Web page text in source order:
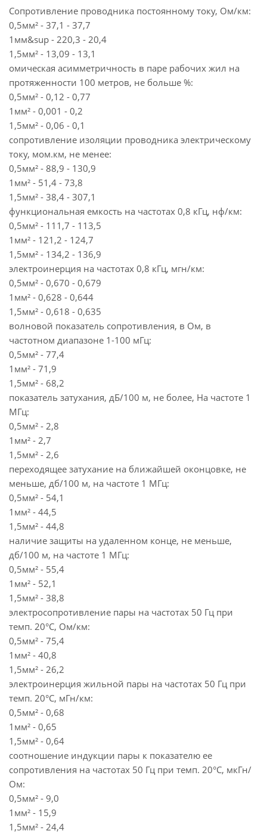
Сопротивление проводника постоянному току, Ом/км:
0,5мм² - 37,1 - 37,7
1мм&sup - 220,3 - 20,4
1,5мм² - 13,09 - 13,1
омическая асимметричность в паре рабочих жил на
протяженности 100 метров, не больше %:
0,5мм² - 0,12 - 0,77
1мм² - 0,001 - 0,2
1,5мм² - 0,06 - 0,1
сопротивление изоляции проводника электрическому
току, мом.км, не менее:
0,5мм² - 88,9 - 130,9
1мм² - 51,4 - 73,8
1,5мм² - 38,4 - 307,1
функциональная емкость на частотах 0,8 кГц, нф/км:
0,5мм² - 111,7 - 113,5
1мм² - 121,2 - 124,7
1,5мм² - 134,2 - 136,9
электроинерция на частотах 0,8 кГц, мгн/км:
0,5мм² - 0,670 - 0,679
1мм² - 0,628 - 0,644
1,5мм² - 0,618 - 0,635
волновой показатель сопротивления, в Ом, в
частотном диапазоне 1-100 мГц:
0,5мм² - 77,4
1мм² - 71,9
1,5мм² - 68,2
показатель затухания, дБ/100 м, не более, На частоте 1
МГц:
0,5мм² - 2,8
1мм² - 2,7
1,5мм² - 2,6
переходящее затухание на ближайшей оконцовке, не
меньше, дб/100 м, на частоте 1 МГц:
0,5мм² - 54,1
1мм² - 44,5
1,5мм² - 44,8
наличие защиты на удаленном конце, не меньше,
дб/100 м, на частоте 1 МГц:
0,5мм² - 55,4
1мм² - 52,1
1,5мм² - 38,8
электросопротивление пары на частотах 50 Гц при
темп. 20°С, Ом/км:
0,5мм² - 75,4
1мм² - 40,8
1,5мм² - 26,2
электроинерция жильной пары на частотах 50 Гц при
темп. 20°С, мГн/км:
0,5мм² - 0,68
1мм² - 0,65
1,5мм² - 0,64
соотношение индукции пары к показателю ее
сопротивления на частотах 50 Гц при темп. 20°С, мкГн/
Ом:
0,5мм² - 9,0
1мм² - 15,9
1,5мм² - 24,4